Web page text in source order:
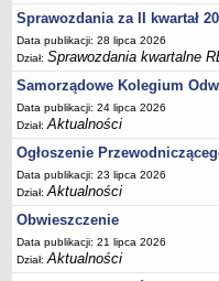
Postać dokumentów
Akty Prawne, Dzienniki
Prawo miejscowe
Zarządzenia
Studium uwarunkowań i
przestrzennego
Dane przestrzenne - MPZP
Stałe obwody
obwodowych komisji
Plan ogólny gminy Rypin
Sprawozdania za II kwartał
Data publikacji: 28 lipca 2026
Dział:Sprawozdania kwartalne
Samorządowe Kolegium
Data publikacji: 24 lipca 2026
Dział:Aktualności
Ogłoszenie
Data publikacji: 23 lipca 2026
Dział:Aktualności
Obwieszczenie
Data publikacji: 21 lipca 2026
Dział:Aktualności